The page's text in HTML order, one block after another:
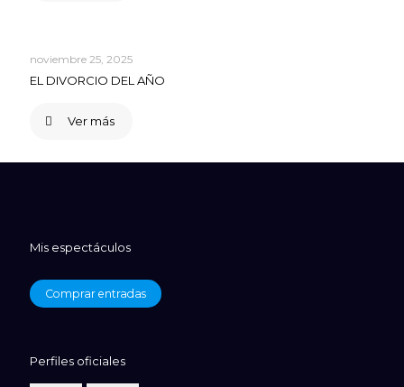
noviembre 25, 2025
EL DIVORCIO DEL AÑO
Ver más
Mis espectáculos
Comprar entradas
Perfiles oficiales